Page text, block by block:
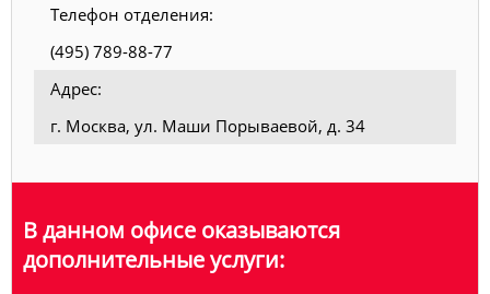
Телефон отделения:
(495) 789-88-77
Адрес:
г. Москва, ул. Маши Порываевой, д. 34
В данном офисе оказываются
дополнительные услуги: